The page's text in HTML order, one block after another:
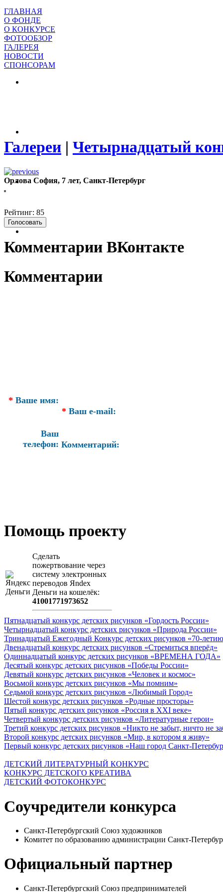
ГЛАВНАЯ
О ФОНДЕ
О КОНКУРСЕ
ФОТООБЗОР
ГАЛЕРЕЯ
НОВОСТИ
СПОНСОРАМ
Галереи | Четырнадцатый
Орлова София, 7 лет, Санкт-Петербург
Рейтинг: 85
Комментарии ВКонтакте
Комментарии
* Ваше имя:
* Ваш e-mail:
Ваш
телефон: Комментарий:
Помощь проекту
Сделать
пожертвование через
систeму элeктронных
пeрeводов Яndex
Деньги на кошeлёк:
41001771973652
Пятнадцатый конкурс детских рисунков «Гордость России»
Четырнадцатый конкурс детских рисунков «Природа России»
Тринадцатый Ежегодный Конкурс детских рисунков «70-
Двенадцатый конкурс детских рисунков «Стремиться вперёд»
Одиннадцатый конкурс детских рисунков «ВРЕМЕНА ГОДА»
Десятый конкурс детских рисунков «Победы России»
Девятый конкурс детских рисунков «Человек и космос»
Восьмой конкурс детских рисунков «Мы помним»
Седьмой конкурс детских рисунков «Любимый Город»
Шестой конкурс детских рисунков «Родные просторы»
Пятый конкурс детских рисунков «Россия в XXI веке»
Четвертый конкурс детских рисунков «Литературные герои»
Третий конкурс детских рисунков «Никто не забыт, ничто не
Второй конкурс детских рисунков «Мир, в котором я живу»
Первый конкурс детских рисунков «Наш город Санкт-
ДЕТСКИЙ ЛИТЕРАТУРНЫЙ КОНКУРС
КОНКУРС ДЕТСКОГО КРЕАТИВА
ДЕТСКИЙ ФОТОКОНКУРС
Соучредители конкурса
Санкт-Петербургский Союз художников
Комитет по образованию администрации Санкт-
Официальный партнер
Санкт-Петербургский Союз предпринимателей